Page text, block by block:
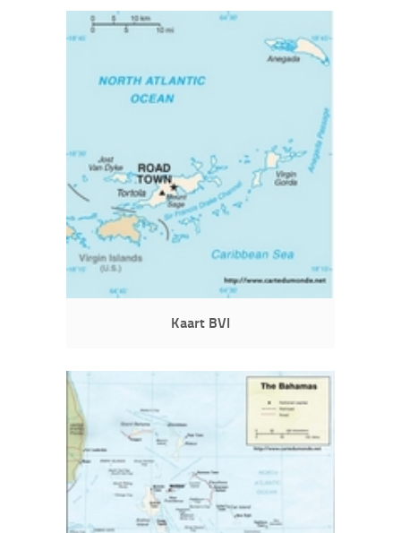
Kaart BVI